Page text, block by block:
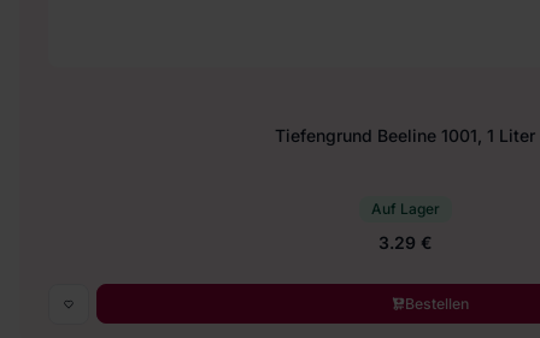
Tiefengrund Beeline 1001, 1 Liter
Auf Lager
3.29 €
Bestellen